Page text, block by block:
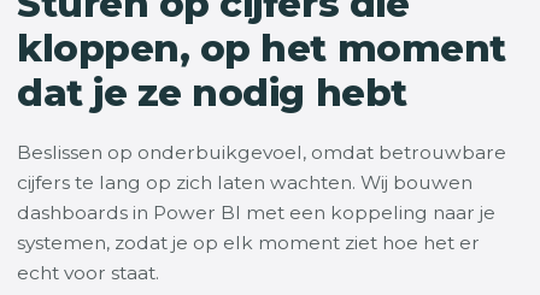
kloppen, op het moment
dat je ze nodig hebt
Beslissen op onderbuikgevoel, omdat betrouwbare
cijfers te lang op zich laten wachten. Wij bouwen
dashboards in Power BI met een koppeling naar je
systemen, zodat je op elk moment ziet hoe het er
echt voor staat.